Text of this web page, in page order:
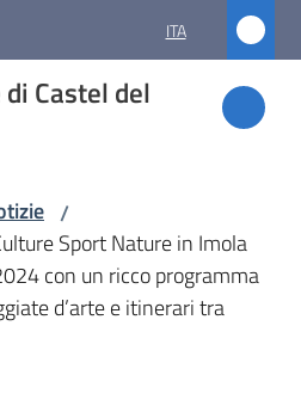
ITA
Castel del
/
Sport Nature in Imola
con un ricco programma
d’arte e itinerari tra